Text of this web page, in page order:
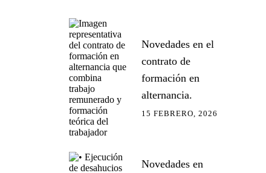
Novedades en el
contrato de
formación en
alternancia.
15 FEBRERO, 2026
Novedades en